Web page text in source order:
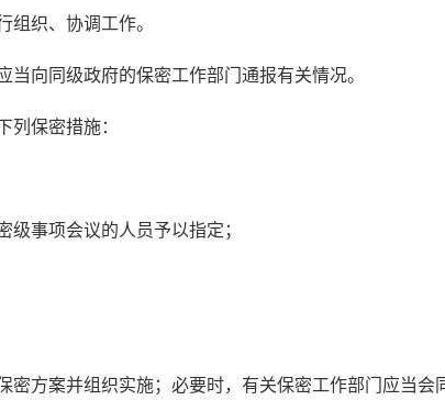
组织、协调工作。
向同级政府的保密工作部门通报有关情况。
保密措施：
级事项会议的人员予以指定；
方案并组织实施；必要时，有关保密工作部门应当会